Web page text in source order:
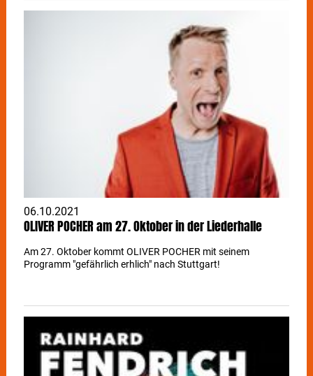
06.10.2021
OLIVER POCHER am 27. Oktober in der Liederhalle
Am 27. Oktober kommt OLIVER POCHER mit seinem
Programm "gefährlich erhlich" nach Stuttgart!